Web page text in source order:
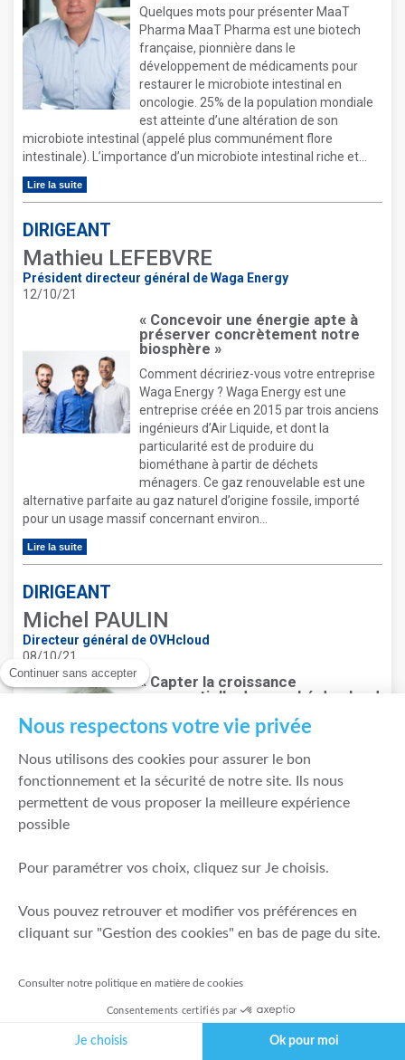
Quelques mots pour présenter MaaT
Pharma MaaT Pharma est une biotech
française, pionnière dans le
développement de médicaments pour
restaurer le microbiote intestinal en
oncologie. 25% de la population mondiale
est atteinte d’une altération de son
microbiote intestinal (appelé plus communément flore
intestinale). L’importance d’un microbiote intestinal riche et...
Lire la suite
DIRIGEANT
Mathieu LEFEBVRE
Président directeur général de Waga Energy
12/10/21
« Concevoir une énergie apte à
préserver concrètement notre
biosphère »
Comment décririez-vous votre entreprise
Waga Energy ? Waga Energy est une
entreprise créée en 2015 par trois anciens
ingénieurs d’Air Liquide, et dont la
particularité est de produire du
biométhane à partir de déchets
ménagers. Ce gaz renouvelable est une
alternative parfaite au gaz naturel d’origine fossile, importé
pour un usage massif concernant environ...
Lire la suite
DIRIGEANT
Michel PAULIN
Directeur général de OVHcloud
08/10/21
« Capter la croissance
exponentielle du marché du cloud
Pourriez-vous s’il vous plaît commencer
en nous présentant rapidement OVHcloud
Klaba, est aujourd’hui le premier
fournisseur de services de cloud basé en
réseau mondial de 33 data centers, hébergeant eux-mêmes
Lire la suite
Adrien Roser
Gérant de portefeuille multigestion, en charge de
l'Investissement socialement responsable et de l'analyse
06/10/21
Continuer sans accepter
Nous respectons votre vie privée
Nous utilisons des cookies pour assurer le bon
fonctionnement et la sécurité de notre site. Ils nous
permettent de vous proposer la meilleure expérience
possible
Pour paramétrer vos choix, cliquez sur Je choisis.
Vous pouvez retrouver et modifier vos préférences en
cliquant sur "Gestion des cookies" en bas de page du site.
Consulter notre politique en matière de cookies
Consentements certifiés par
Je choisis Ok pour moi